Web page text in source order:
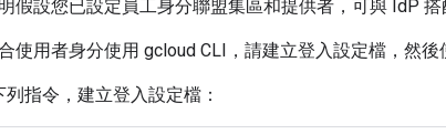
假設您已設定員工身分聯盟集區和提供者，可與 IdP 搭
使用者身分使用 gcloud CLI，請建立登入設定檔，然後
列指令，建立登入設定檔：